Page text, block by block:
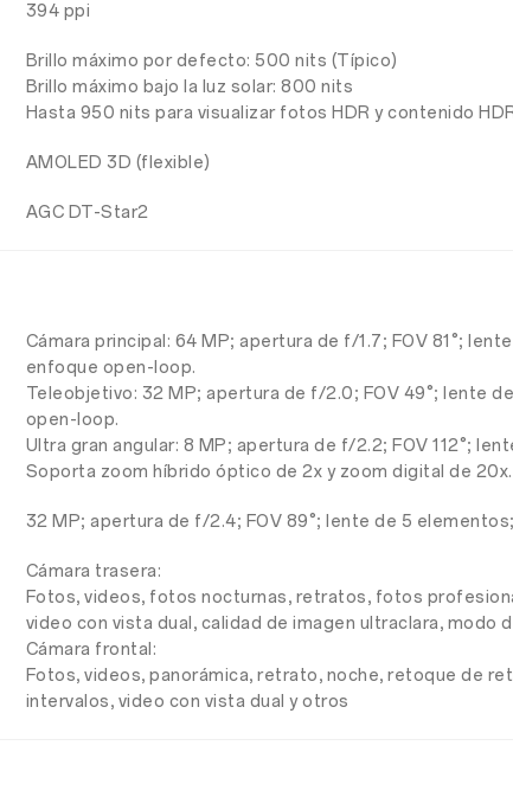
394 ppi
Brillo máximo por defecto: 500 nits (Típico)
Brillo máximo bajo la luz solar: 800 nits
Hasta 950 nits para visualizar fotos HDR y contenido
AMOLED 3D (flexible)
AGC DT-Star2
Cámara principal: 64 MP; apertura de f/1.7; FOV 81°;
enfoque open-loop.
Teleobjetivo: 32 MP; apertura de f/2.0; FOV 49°; lente
open-loop.
Ultra gran angular: 8 MP; apertura de f/2.2; FOV 112°;
Soporta zoom híbrido óptico de 2x y zoom digital de 20x.
32 MP; apertura de f/2.4; FOV 89°; lente de 5
Cámara trasera:
Fotos, videos, fotos nocturnas, retratos, fotos
video con vista dual, calidad de imagen ultraclara,
Cámara frontal:
Fotos, videos, panorámica, retrato, noche, retoque de
intervalos, video con vista dual y otros